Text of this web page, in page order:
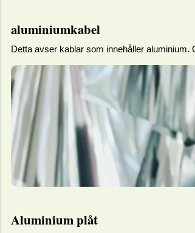
aluminiumkabel
Detta avser kablar som innehåller
Aluminium plåt